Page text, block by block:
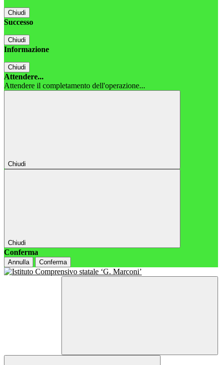
Chiudi
Successo
Chiudi
Informazione
Chiudi
Attendere...
Attendere il completamento dell'operazione...
Chiudi
Chiudi
Conferma
Annulla Conferma